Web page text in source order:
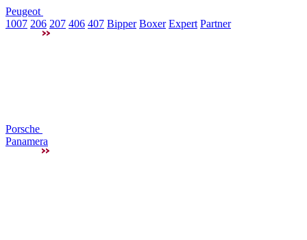
Peugeot
1007 206 207 406 407 Bipper Boxer Expert Partner
Porsche
Panamera